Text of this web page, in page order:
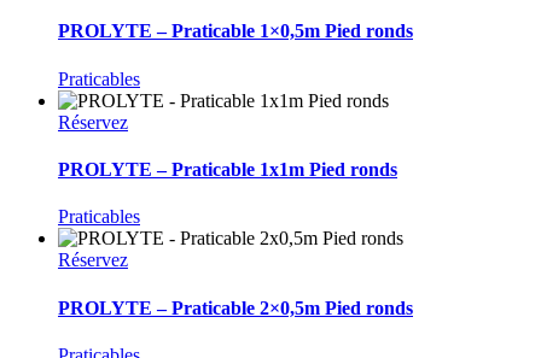
PROLYTE – Praticable 1×0,5m Pied ronds
Praticables
Réservez
PROLYTE – Praticable 1x1m Pied ronds
Praticables
Réservez
PROLYTE – Praticable 2×0,5m Pied ronds